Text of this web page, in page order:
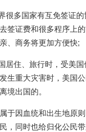
很多国家有互免签证的
签证费和很多程序上
、商务将更加方便快;
居住、旅行时，受美国
生重大灾害时，美国
境出国的。
于因血统和出生地原
，同时也给归化公民